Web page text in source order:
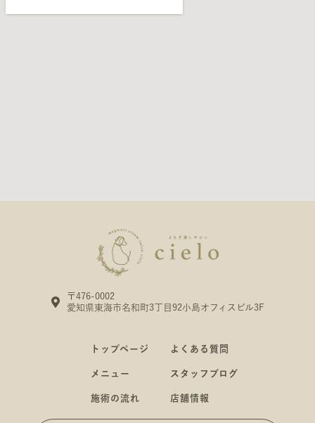
〒476-0002
愛知県東海市名和町3丁目92小島オフィスビル3F
トップページ
メニュー
施術の流れ
よくある質問
スタッフブログ
店舗情報